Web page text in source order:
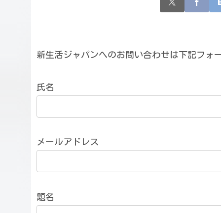
新生活ジャパンへのお問い合わせは下記フォ
氏名
メールアドレス
題名